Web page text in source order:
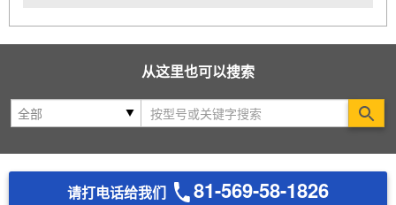
从这里也可以搜索
请打电话给我们 81-569-58-1826